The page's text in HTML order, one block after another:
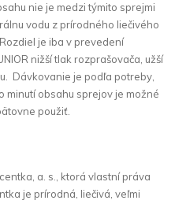
nie je medzi týmito sprejmi
vodu z prírodného liečivého
je iba v prevedení
nižší tlak rozprašovača, užší
Dávkovanie je podľa potreby,
minutí obsahu sprejov je možné
použiť.
a. s., ktorá vlastní práva
je prírodná, liečivá, veľmi